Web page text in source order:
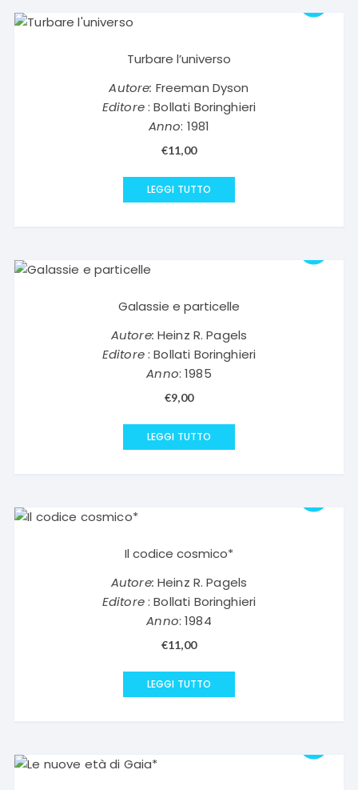
Turbare l’universo
Autore: Freeman Dyson
Editore: Bollati Boringhieri
Anno: 1981
€11,00
LEGGI TUTTO
Galassie e particelle
Autore: Heinz R. Pagels
Editore: Bollati Boringhieri
Anno: 1985
€9,00
LEGGI TUTTO
Il codice cosmico*
Autore: Heinz R. Pagels
Editore: Bollati Boringhieri
Anno: 1984
€11,00
LEGGI TUTTO